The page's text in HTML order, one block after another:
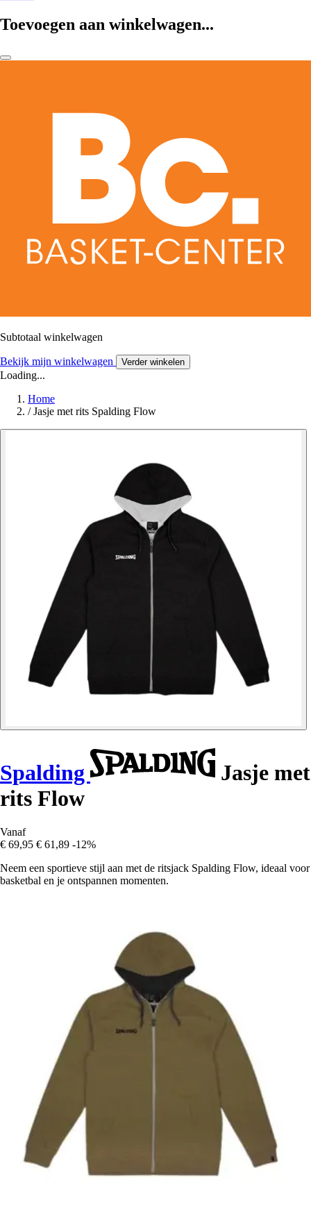
Toevoegen aan winkelwagen...
Subtotaal winkelwagen
Bekijk mijn winkelwagen Verder winkelen
Loading...
Home
/ Jasje met rits Spalding Flow
Spalding
Jasje met
rits Flow
Vanaf
€ 69,95 € 61,89 -12%
Neem een sportieve stijl aan met de ritsjack Spalding Flow, ideaal voor
basketbal en je ontspannen momenten.